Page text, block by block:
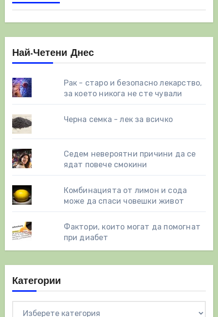
Най-Четени Днес
Рак - старо и безопасно лекарство,
за което никога не сте чували
Черна семка - лек за всичко
Седем невероятни причини да се
ядат повече смокини
Комбинацията от лимон и сода
може да спаси човешки живот
Фактори, които могат да помогнат
при диабет
Категории